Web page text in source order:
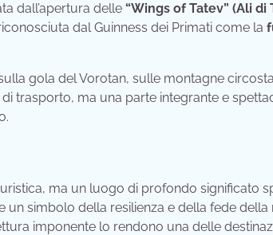
dall’apertura delle “Wings of Tatev” (Ali di
dal Guinness dei Primati come la
gola del Vorotan, sulle montagne
trasporto, ma una parte integrante e
ma un luogo di profondo significato
simbolo della resilienza e della fede della
imponente lo rendono una delle